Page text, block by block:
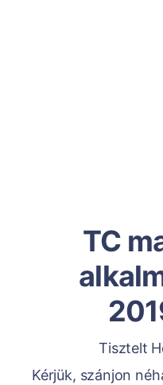
TC
Tisztelt
Kérjük, szánjon